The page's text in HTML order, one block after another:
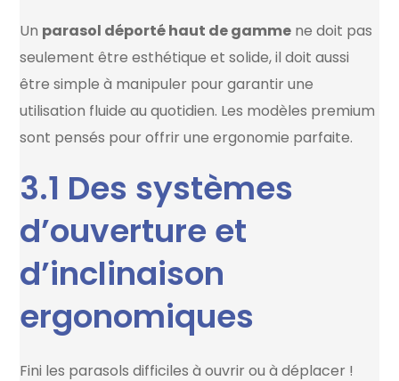
Un parasol déporté haut de gamme ne doit pas
seulement être esthétique et solide, il doit aussi
être simple à manipuler pour garantir une
utilisation fluide au quotidien. Les modèles premium
sont pensés pour offrir une ergonomie parfaite.
3.1 Des systèmes
d’ouverture et
d’inclinaison
ergonomiques
Fini les parasols difficiles à ouvrir ou à déplacer !